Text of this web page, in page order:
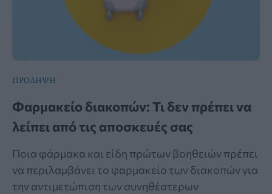
ΠΡΟΛΗΨΗ
Φαρμακείο διακοπών: Τι δεν πρέπει να
λείπει από τις αποσκευές σας
Ποια φάρμακα και είδη πρώτων βοηθειών πρέπει
να περιλαμβάνει το φαρμακείο των διακοπών για
την αντιμετώπιση των συνηθέστερων